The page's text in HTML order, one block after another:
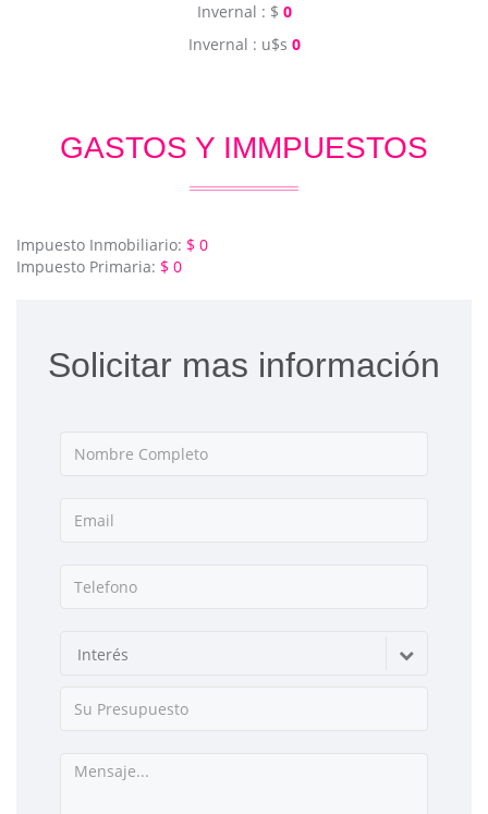
Invernal : $ 0
Invernal : u$s 0
GASTOS Y IMMPUESTOS
Impuesto Inmobiliario: $ 0
Impuesto Primaria: $ 0
Solicitar mas información
Interés